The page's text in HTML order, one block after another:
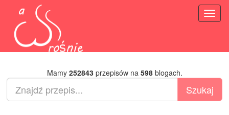
Mamy 252843przepisów na 598blogach.